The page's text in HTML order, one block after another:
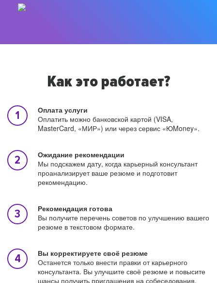
Как это работает?
Оплата услуги
Оплатить можно банковской картой (VISA,
MasterCard, «МИР») или через сервис «ЮMoney».
Ожидание рекомендации
Мы подскажем дату, когда карьерный консультант
проанализирует ваше резюме и подготовит
рекомендацию.
Рекомендация готова
Вы получите перечень советов по улучшению вашего
резюме в текстовом формате.
Вы корректируете своё резюме
Останется только внести правки от карьерного
консультанта. Вы улучшите своё резюме и повысите
шансы получить приглашения на собеседования.